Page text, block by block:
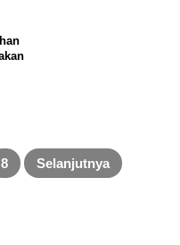
8 Selanjutnya